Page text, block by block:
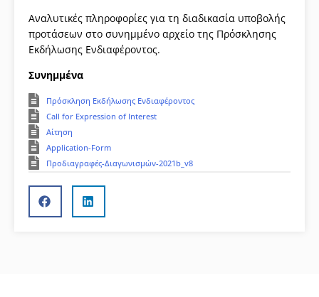
Αναλυτικές πληροφορίες για τη διαδικασία υποβολής
προτάσεων στο συνημμένο αρχείο της Πρόσκλησης
Εκδήλωσης Ενδιαφέροντος.
Συνημμένα
Πρόσκληση Εκδήλωσης Ενδιαφέροντος
Call for Expression of Interest
Αίτηση
Application-Form
Προδιαγραφές-Διαγωνισμών-2021b_v8